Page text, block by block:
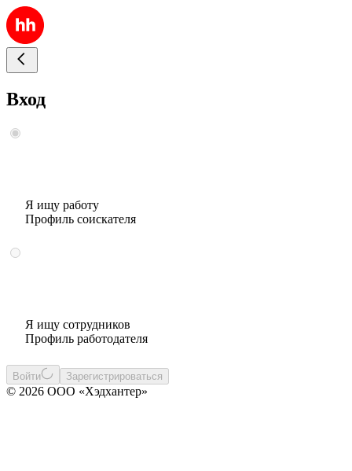
Вход
Я ищу работу
Профиль соискателя
Я ищу сотрудников
Профиль работодателя
Войти Зарегистрироваться
© 2026 ООО «Хэдхантер»